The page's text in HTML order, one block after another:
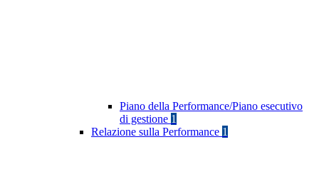
Piano della Performance/Piano esecutivo
di gestione 1
Relazione sulla Performance 1